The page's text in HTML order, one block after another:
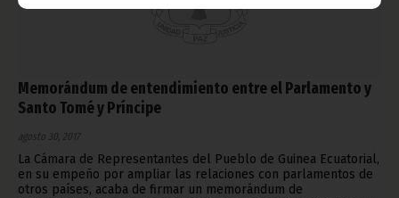
Memorándum de entendimiento entre el Parlamento y
Santo Tomé y Príncipe
agosto 30, 2017
La Cámara de Representantes del Pueblo de Guinea Ecuatorial,
en su empeño por ampliar las relaciones con parlamentos de
otros países, acaba de firmar un memorándum de